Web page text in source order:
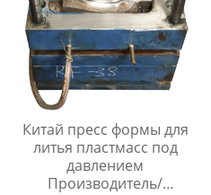
Китай пресс формы для
литья пластмасс под
давлением
Производитель/